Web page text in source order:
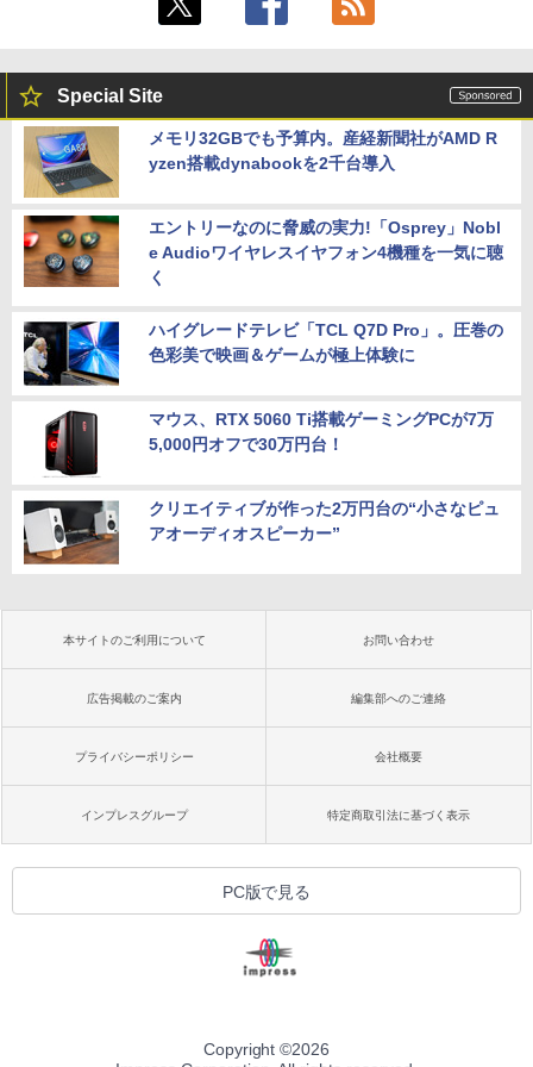
Special Site
メモリ32GBでも予算内。産経新聞社がAMD R
yzen搭載dynabookを2千台導入
エントリーなのに脅威の実力!「Osprey」Nobl
e Audioワイヤレスイヤフォン4機種を一気に聴
く
ハイグレードテレビ「TCL Q7D Pro」。圧巻の
色彩美で映画＆ゲームが極上体験に
マウス、RTX 5060 Ti搭載ゲーミングPCが7万
5,000円オフで30万円台！
クリエイティブが作った2万円台の“小さなピュ
アオーディオスピーカー”
本サイトのご利用について お問い合わせ
広告掲載のご案内 編集部へのご連絡
プライバシーポリシー 会社概要
インプレスグループ 特定商取引法に基づく表示
PC版で見る
Copyright ©2026